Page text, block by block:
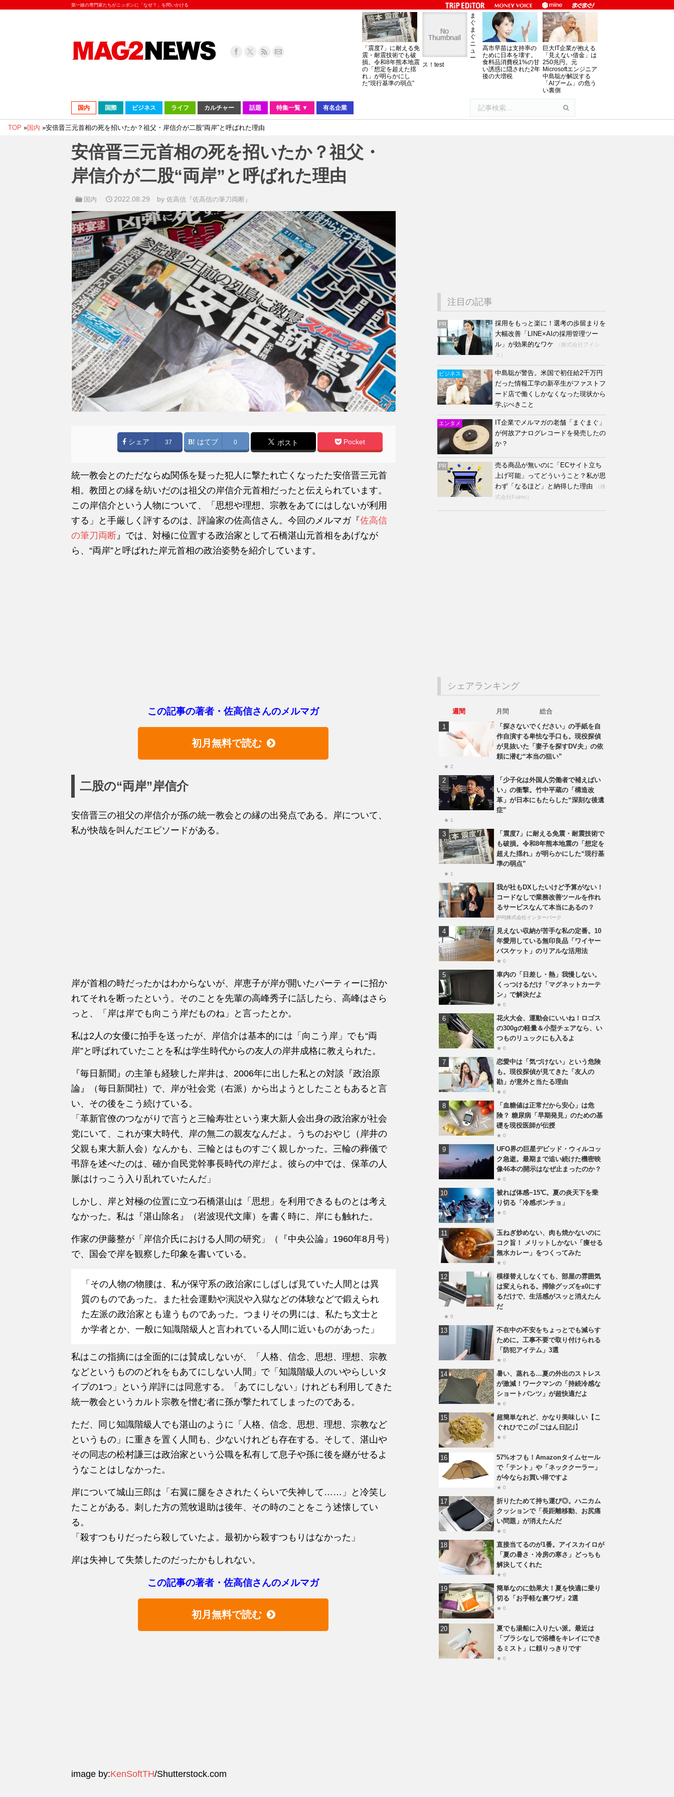
第一線の専門家たちがニッポンに「なぜ？」を問いかける
「震度7」に耐える免
震・耐震技術でも破
損。令和8年熊本地震
の「想定を超えた揺
れ」が明らかにし
た“現行基準の弱点”
ま
ぐ
ま
ぐ
ニ
ュ
ー
ス！test
高市早苗は支持率の
ために日本を壊す。
食料品消費税1%の甘
い誘惑に隠された2年
後の大増税
巨大IT企業が抱える
「見えない借金」は
250兆円。元
Microsoftエンジニア
中島聡が解説する
「AIブーム」の危う
い裏側
国内 国際 ビジネス ライフ カルチャー 話題 特集一覧 ▼ 有名企業
TOP »国内 »安倍晋三元首相の死を招いたか？祖父・岸信介が二股“両岸”と呼ばれた理由
安倍晋三元首相の死を招いたか？祖父・
岸信介が二股“両岸”と呼ばれた理由
国内 2022.08.29 by佐高信『佐高信の筆刀両断』
シェア 37 はてブ 0 ポスト Pocket
統一教会とのただならぬ関係を疑った犯人に撃たれ亡くなったた安倍晋三元首
相。教団との縁を紡いだのは祖父の岸信介元首相だったと伝えられています。
この岸信介という人物について、「思想や理想、宗教をあてにはしないが利用
する」と手厳しく評するのは、評論家の佐高信さん。今回のメルマガ『佐高信
の筆刀両断 』では、対極に位置する政治家として石橋湛山元首相をあげなが
ら、“両岸”と呼ばれた岸元首相の政治姿勢を紹介しています。
この記事の著者・佐高信さんのメルマガ
初月無料で読む
二股の“両岸”岸信介
安倍晋三の祖父の岸信介が孫の統一教会との縁の出発点である。岸について、
私が快哉を叫んだエピソードがある。
岸が首相の時だったかはわからないが、岸恵子が岸が開いたパーティーに招か
れてそれを断ったという。そのことを先輩の高峰秀子に話したら、高峰はさら
っと、「岸は岸でも向こう岸だものね」と言ったとか。
私は2人の女優に拍手を送ったが、岸信介は基本的には「向こう岸」でも“両
岸”と呼ばれていたことを私は学生時代からの友人の岸井成格に教えられた。
『毎日新聞』の主筆も経験した岸井は、2006年に出した私との対談『政治原
論』（毎日新聞社）で、岸が社会党（右派）から出ようとしたこともあると言
い、その後をこう続けている。
「革新官僚のつながりで言うと三輪寿壮という東大新人会出身の政治家が社会
党にいて、これが東大時代、岸の無二の親友なんだよ。うちのおやじ（岸井の
父親も東大新人会）なんかも、三輪とはものすごく親しかった。三輪の葬儀で
弔辞を述べたのは、確か自民党幹事長時代の岸だよ。彼らの中では、保革の人
脈はけっこう入り乱れていたんだ」
しかし、岸と対極の位置に立つ石橋湛山は「思想」を利用できるものとは考え
なかった。私は『湛山除名』（岩波現代文庫）を書く時に、岸にも触れた。
作家の伊藤整が「岸信介氏における人間の研究」（『中央公論』1960年8月号）
で、国会で岸を観察した印象を書いている。
「その人物の物腰は、私が保守系の政治家にしばしば見ていた人間とは異
質のものであった。また社会運動や演説や入獄などの体験などで鍛えられ
た左派の政治家とも違うものであった。つまりその男には、私たち文士と
か学者とか、一般に知識階級人と言われている人間に近いものがあった」
私はこの指摘には全面的には賛成しないが、「人格、信念、思想、理想、宗教
などというもののどれをもあてにしない人間」で「知識階級人のいやらしいタ
イプの1つ」という岸評には同意する。「あてにしない」けれども利用してきた
統一教会というカルト宗教を憎む者に孫が撃たれてしまったのである。
ただ、同じ知識階級人でも湛山のように「人格、信念、思想、理想、宗教など
というもの」に重きを置く人間も、少ないけれども存在する。そして、湛山や
その同志の松村謙三は政治家という公職を私有して息子や孫に後を継がせるよ
うなことはしなかった。
岸について城山三郎は「右翼に腿をさされたくらいで失神して……」と冷笑し
たことがある。刺した方の荒牧退助は後年、その時のことをこう述懐してい
る。
「殺すつもりだったら殺していたよ。最初から殺すつもりはなかった」
岸は失神して失禁したのだったかもしれない。
この記事の著者・佐高信さんのメルマガ
初月無料で読む
image by:KenSoftTH/Shutterstock.com
注目の記事
PR
採用をもっと楽に！選考の歩留まりを
大幅改善「LINE×AIの採用管理ツー
ル」が効果的なワケ
（株式会社アイシ
ス）
ビジネス
中島聡が警告。米国で初任給2千万円
だった情報工学の新卒生がファストフ
ード店で働くしかなくなった現状から
学ぶべきこと
エンタメ
IT企業でメルマガの老舗「まぐまぐ」
が何故アナログレコードを発売したの
か？
PR
売る商品が無いのに「ECサイト立ち
上げ可能」ってどういうこと？私が思
わず「なるほど」と納得した理由
（株
式会社Fulmo）
シェアランキング
週間 月間
総合
「探さないでください」の手紙を自
作自演する卑怯な手口も。現役探偵
が見抜いた「妻子を探すDV夫」の依
頼に潜む“本当の狙い”
★ 2
「少子化は外国人労働者で補えばい
い」の衝撃。竹中平蔵の「構造改
革」が日本にもたらした“深刻な後遺
症”
★ 1
「震度7」に耐える免震・耐震技術で
も破損。令和8年熊本地震の「想定を
超えた揺れ」が明らかにした“現行基
準の弱点”
★ 1
我が社もDXしたいけど予算がない！
コードなしで業務改善ツールを作れ
るサービスなんて本当にあるの？
[PR]株式会社インターパーク
見えない収納が苦手な私の定番。10
年愛用している無印良品「ワイヤー
バスケット」のリアルな活用法
★ 0
車内の「日差し・熱」我慢しない。
くっつけるだけ「マグネットカーテ
ン」で解決だよ
★ 0
花火大会、運動会にいいね！ロゴス
の300gの軽量＆小型チェアなら、い
つものリュックにも入るよ
★ 0
恋愛中は「気づけない」という危険
も。現役探偵が見てきた「友人の
勘」が意外と当たる理由
★ 0
「血糖値は正常だから安心」は危
険？ 糖尿病「早期発見」のための基
礎を現役医師が伝授
★ 0
UFO界の巨星デビッド・ウィルコッ
ク急逝。最期まで追い続けた機密映
像46本の開示はなぜ止まったのか？
★ 0
被れば体感−15℃。夏の炎天下を乗
り切る「冷感ポンチョ」
★ 0
玉ねぎ炒めない、肉も焼かないのに
コク旨！ メリットしかない「痩せる
無水カレー」をつくってみた
★ 0
模様替えしなくても、部屋の雰囲気
は変えられる。掃除グッズを±0にす
るだけで、生活感がスッと消えたん
だ
★ 0
不在中の不安をちょっとでも減らす
ために。工事不要で取り付けられる
「防犯アイテム」3選
★ 0
暑い、蒸れる…夏の外出のストレス
が激減！ワークマンの「持続冷感な
ショートパンツ」が超快適だよ
★ 0
超簡単なれど、かなり美味しい【こ
ぐれひでこの｢ごはん日記｣】
★ 0
57%オフも！Amazonタイムセール
で「テント」や「ネッククーラー」
が今ならお買い得ですよ
★ 0
折りたためて持ち運び◎。ハニカム
クッションで「長距離移動、お尻痛
い問題」が消えたんだ
★ 0
直接当てるのが1番。アイスカイロが
「夏の暑さ・冷房の寒さ」どっちも
解決してくれた
★ 0
簡単なのに効果大！夏を快適に乗り
切る「お手軽な裏ワザ」2選
★ 0
夏でも湯船に入りたい派。最近は
「ブラシなしで浴槽をキレイにでき
るミスト」に頼りっきりです
★ 0